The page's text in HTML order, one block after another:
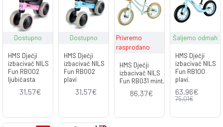
Dostupno
HMS Dječji
izbacivač NILS
Fun RB002
ljubičasta
31,57€
Dostupno
HMS Dječji
izbacivač NILS
Fun RB002
plavi
31,57€
Privremo
rasprodano
HMS Dječji
izbacivač NILS
Fun RB031 mint.
86,37€
Šaljemo odmah
HMS Dječji
izbacivač NILS
Fun RB100
plavi.
63,96€
75,01€